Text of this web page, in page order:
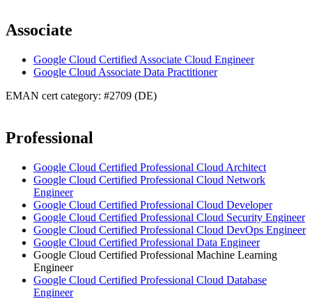
Associate
Google Cloud Certified Associate Cloud Engineer
Google Cloud Associate Data Practitioner
EMAN cert category: #2709 (DE)
Professional
Google Cloud Certified Professional Cloud Architect
Google Cloud Certified Professional Cloud Network
Engineer
Google Cloud Certified Professional Cloud Developer
Google Cloud Certified Professional Cloud Security Engineer
Google Cloud Certified Professional Cloud DevOps Engineer
Google Cloud Certified Professional Data Engineer
Google Cloud Certified Professional Machine Learning
Engineer
Google Cloud Certified Professional Cloud Database
Engineer